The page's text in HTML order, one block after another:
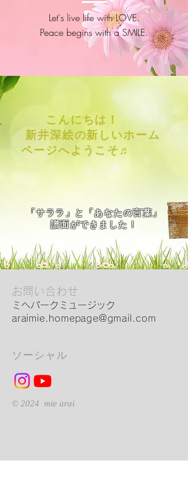
Let's live life with LOVE.
Peace begins with a SMILE.
こんにちは！
新井深絵の新しいホーム
ページへようこそ♬
​「サララ」と「あなたの言葉」
​譜面ができました！
お問い合わせ
ミヘパークミュージック
araimie.homepage@gmail.com
ソーシャル
© 2024 mie arai